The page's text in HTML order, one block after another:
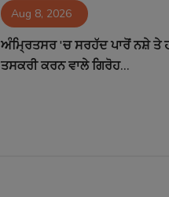
Aug 8, 2026
ਅੰਮ੍ਰਿਤਸਰ 'ਚ ਸਰਹੱਦ ਪਾਰੋਂ ਨਸ਼ੇ ਤੇ
ਤਸਕਰੀ ਕਰਨ ਵਾਲੇ ਗਿਰੋਹ...